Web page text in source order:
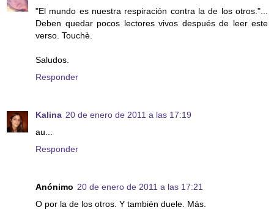
"El mundo es nuestra respiración contra la de los otros."...
Deben quedar pocos lectores vivos después de leer este
verso. Touchè.
Saludos.
Responder
Kalina 20 de enero de 2011 a las 17:19
au...
Responder
Anónimo 20 de enero de 2011 a las 17:21
O por la de los otros. Y también duele. Más.